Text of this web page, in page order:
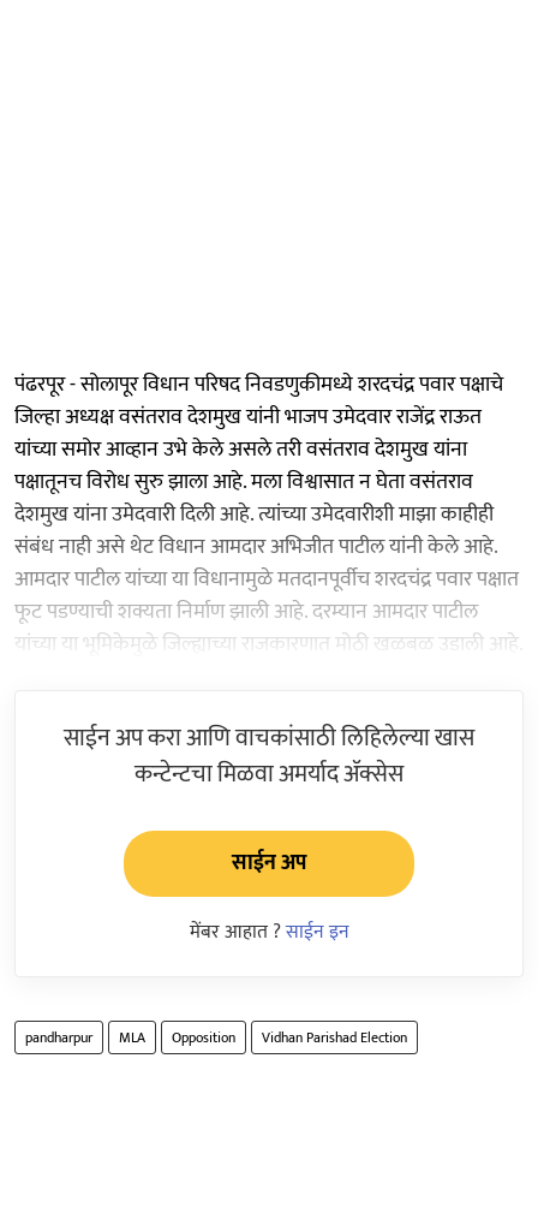
पंढरपूर - सोलापूर विधान परिषद निवडणुकीमध्ये शरदचंद्र पवार पक्षाचे
जिल्हा अध्यक्ष वसंतराव देशमुख यांनी भाजप उमेदवार राजेंद्र राऊत
यांच्या समोर आव्हान उभे केले असले तरी वसंतराव देशमुख यांना
पक्षातूनच विरोध सुरु झाला आहे. मला विश्वासात न घेता वसंतराव
देशमुख यांना उमेदवारी दिली आहे. त्यांच्या उमेदवारीशी माझा काहीही
संबंध नाही असे थेट विधान आमदार अभिजीत पाटील यांनी केले आहे.
आमदार पाटील यांच्या या विधानामुळे मतदानपूर्वीच शरदचंद्र पवार पक्षात
फूट पडण्याची शक्यता निर्माण झाली आहे. दरम्यान आमदार पाटील
यांच्या या भूमिकेमुळे जिल्ह्याच्या राजकारणात मोठी खळबळ उडाली आहे.
साईन अप करा आणि वाचकांसाठी लिहिलेल्या खास
कन्टेन्टचा मिळवा अमर्याद ॲक्सेस
साईन अप
मेंबर आहात ?साईन इन
pandharpur MLA Opposition Vidhan Parishad Election